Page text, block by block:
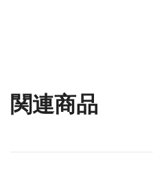
関連商品